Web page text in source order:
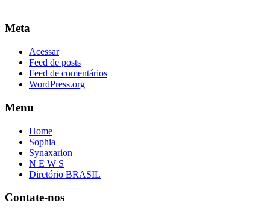
Meta
Acessar
Feed de posts
Feed de comentários
WordPress.org
Menu
Home
Sophia
Synaxarion
N E W S
Diretório BRASIL
Contate-nos